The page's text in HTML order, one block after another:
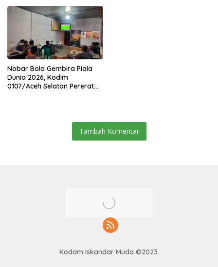
0104/Atim
Nobar Bola Gembira Piala
Dunia 2026, Kodim
0107/Aceh Selatan Pererat
Tambah Komentar
Kodam Iskandar Muda ©2023.